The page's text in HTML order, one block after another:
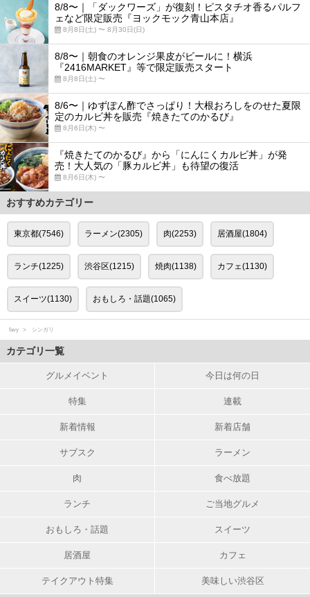
8/8〜｜「ダックワーズ」が復刻！ピスタチオ香るパルフ
ェなど限定販売『ヨックモック青山本店』
8月8日(土) 〜 8月30日(日)
8/8〜｜朝食のオレンジ果皮がビールに！横浜
『2416MARKET』等で限定販売スタート
8月8日(土) 〜
8/6〜｜ゆずぽん酢でさっぱり！大根おろしをのせた夏限
定のカルビ丼を販売『焼きたてのかるび』
8月6日(木) 〜
『焼きたてのかるび』から「にんにくカルビ丼」が発
売！大人気の「豚カルビ丼」も待望の復活
8月6日(木) 〜
おすすめカテゴリー
東京都(7546) ラーメン(2305) 肉(2253) 居酒屋(1804)
ランチ(1225) 渋谷区(1215) 焼肉(1138) カフェ(1130)
スイーツ(1130) おもしろ・話題(1065)
favy シンガリ
カテゴリ一覧
グルメイベント 今日は何の日
特集 連載
新着情報 新着店舗
サブスク ラーメン
肉 食べ放題
ランチ ご当地グルメ
おもしろ・話題 スイーツ
居酒屋 カフェ
テイクアウト特集 美味しい渋谷区